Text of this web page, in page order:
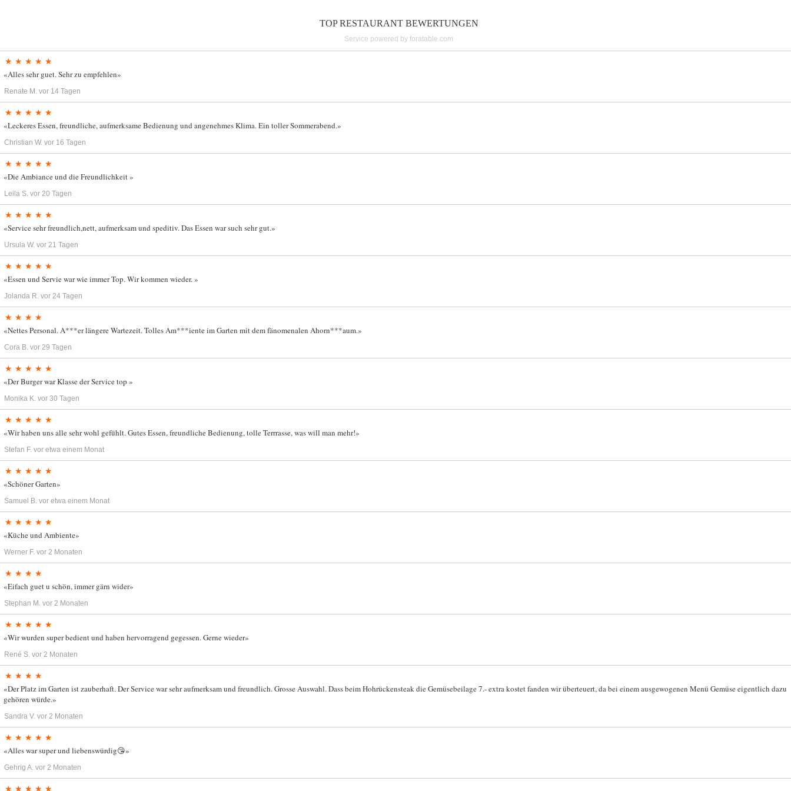
TOP RESTAURANT BEWERTUNGEN
Service powered by foratable.com
★ ★ ★ ★ ★
«Alles sehr guet. Sehr zu empfehlen»
Renate M. vor 14 Tagen
★ ★ ★ ★ ★
«Leckeres Essen, freundliche, aufmerksame Bedienung und angenehmes Klima. Ein toller Sommerabend.»
Christian W. vor 16 Tagen
★ ★ ★ ★ ★
«Die Ambiance und die Freundlichkeit »
Leila S. vor 20 Tagen
★ ★ ★ ★ ★
«Service sehr freundlich,nett, aufmerksam und speditiv. Das Essen war such sehr gut.»
Ursula W. vor 21 Tagen
★ ★ ★ ★ ★
«Essen und Servie war wie immer Top. Wir kommen wieder. »
Jolanda R. vor 24 Tagen
★ ★ ★ ★
«Nettes Personal. A***er längere Wartezeit. Tolles Am***iente im Garten mit dem fänomenalen Ahorn***aum.»
Cora B. vor 29 Tagen
★ ★ ★ ★ ★
«Der Burger war Klasse der Service top »
Monika K. vor 30 Tagen
★ ★ ★ ★ ★
«Wir haben uns alle sehr wohl gefühlt. Gutes Essen, freundliche Bedienung, tolle Terrrasse, was will man mehr!»
Stefan F. vor etwa einem Monat
★ ★ ★ ★ ★
«Schöner Garten»
Samuel B. vor etwa einem Monat
★ ★ ★ ★ ★
«Küche und Ambiente»
Werner F. vor 2 Monaten
★ ★ ★ ★
«Eifach guet u schön, immer gärn wider»
Stephan M. vor 2 Monaten
★ ★ ★ ★ ★
«Wir wurden super bedient und haben hervorragend gegessen. Gerne wieder»
René S. vor 2 Monaten
★ ★ ★ ★
«Der Platz im Garten ist zauberhaft. Der Service war sehr aufmerksam und freundlich. Grosse Auswahl. Dass beim Hohrückensteak die Gemüsebeilage 7.- extra kostet fanden wir überteuert, da bei einem ausgewogenen Menü Gemüse eigentlich dazu
gehören würde.»
Sandra V. vor 2 Monaten
★ ★ ★ ★ ★
«Alles war super und liebenswürdig😘»
Gehrig A. vor 2 Monaten
★ ★ ★ ★ ★